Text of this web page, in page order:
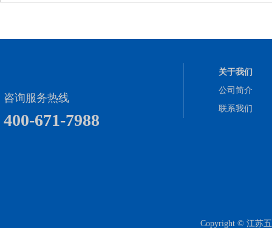
咨询服务热线
400-671-7988
关于我们
公司简介
联系我们
Copyright © 江苏